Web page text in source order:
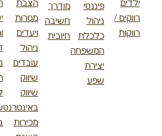
ילדים
רווקים /
רווקות
פיננסי
ניהול
כלכלת
המשפחה
יצירת
שפע
מודרך
חשיבה
חיובית
הצבת
מטרות
ויעדים
ניהול
עובדים
שיווק
שיווק
באינטרנט
מכירות